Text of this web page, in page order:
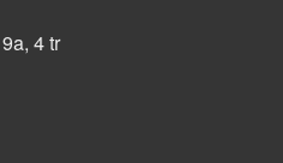
4 tr